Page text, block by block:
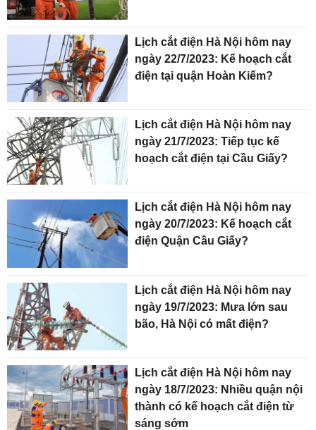
Lịch cắt điện Hà Nội hôm nay
ngày 22/7/2023: Kế hoạch cắt
điện tại quận Hoàn Kiếm?
Lịch cắt điện Hà Nội hôm nay
ngày 21/7/2023: Tiếp tục kế
hoạch cắt điện tại Cầu Giấy?
Lịch cắt điện Hà Nội hôm nay
ngày 20/7/2023: Kế hoạch cắt
điện Quận Cầu Giấy?
Lịch cắt điện Hà Nội hôm nay
ngày 19/7/2023: Mưa lớn sau
bão, Hà Nội có mất điện?
Lịch cắt điện Hà Nội hôm nay
ngày 18/7/2023: Nhiều quận nội
thành có kế hoạch cắt điện từ
sáng sớm